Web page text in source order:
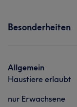
Besonderheiten
Allgemein
Haustiere erlaubt
nur Erwachsene